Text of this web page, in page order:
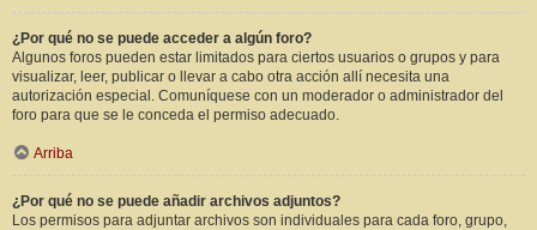
¿Por qué no se puede acceder a algún foro?
Algunos foros pueden estar limitados para ciertos usuarios o grupos y para
visualizar, leer, publicar o llevar a cabo otra acción allí necesita una
autorización especial. Comuníquese con un moderador o administrador del
foro para que se le conceda el permiso adecuado.
Arriba
¿Por qué no se puede añadir archivos adjuntos?
Los permisos para adjuntar archivos son individuales para cada foro, grupo,